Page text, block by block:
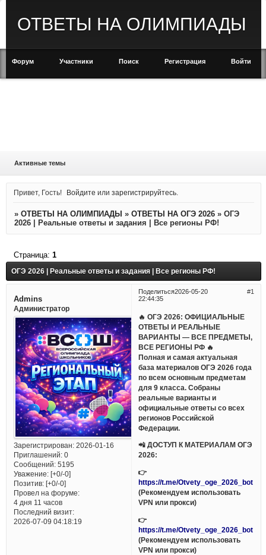
ОТВЕТЫ НА ОЛИМПИАДЫ
Форум Участники Поиск Регистрация Войти
Активные темы
Привет, Гость! Войдите илизарегистрируйтесь
» ОТВЕТЫ НА ОЛИМПИАДЫ » ОТВЕТЫ НА ОГЭ 2026 » ОГЭ
2026 | Реальные ответы и задания | Все регионы РФ!
ОГЭ 2026 | Реальные ответы и задания | Все регионы РФ!
Страница: 1
Поделиться 1
2026-05-20
22:44:35
Admins
Администратор
Зарегистрирован: 2026-01-16
Приглашений:0
Сообщений:5195
Уважение: [+0/-0]
Позитив: [+0/-0]
Провел на форуме:
4 дня 11 часов
Последний визит:
2026-07-09 04:18:19
🔥 ОГЭ 2026: ОФИЦИАЛЬНЫЕ
ОТВЕТЫ И РЕАЛЬНЫЕ
ВАРИАНТЫ — ВСЕ ПРЕДМЕТЫ,
ВСЕ РЕГИОНЫ РФ 🔥
Полная и самая актуальная
база материалов ОГЭ 2026 года
по всем основным предметам
для 9 класса. Собраны
реальные варианты и
официальные ответы со всех
регионов Российской
Федерации.
📲 ДОСТУП К МАТЕРИАЛАМ ОГЭ
2026:
👉
https://t.me/Otvety_oge_2026_bot
(Рекомендуем использовать
VPN или прокси)
👉
https://t.me/Otvety_oge_2026_bot
(Рекомендуем использовать
VPN или прокси)